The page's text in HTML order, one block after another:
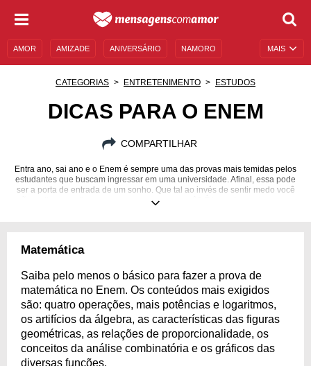
MAIS
AMOR AMIZADE ANIVERSÁRIO NAMORO
CATEGORIAS ENTRETENIMENTO ESTUDOS
DICAS PARA O ENEM
COMPARTILHAR
Entra ano, sai ano e o Enem é sempre uma das provas mais temidas pelos
estudantes que buscam ingressar em uma universidade. Afinal, essa pode
ser a porta de entrada de um sonho. Que tal ao invés de sentir medo você
não se liga nas dicas que separamos para você? É hora de mostrar o que
Matemática
Saiba pelo menos o básico para fazer a prova de
matemática no Enem. Os conteúdos mais exigidos
são: quatro operações, mais potências e logaritmos,
os artifícios da álgebra, as características das figuras
geométricas, as relações de proporcionalidade, os
conceitos da análise combinatória e os gráficos das
diversas funções.